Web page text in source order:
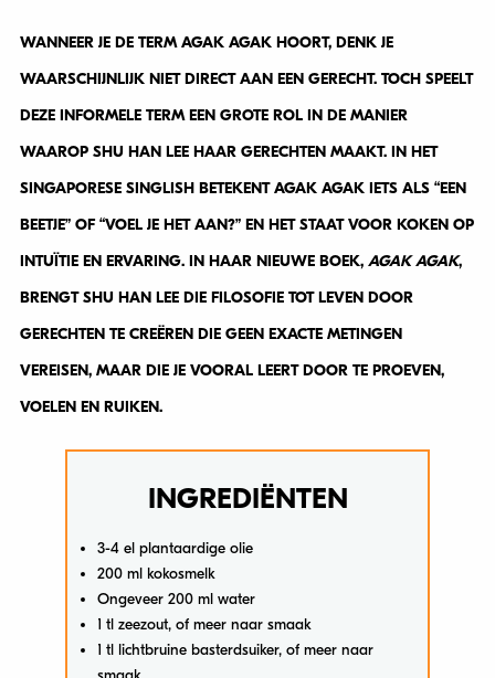
WANNEER JE DE TERM AGAK AGAK HOORT, DENK JE
WAARSCHIJNLIJK NIET DIRECT AAN EEN GERECHT. TOCH SPEELT
DEZE INFORMELE TERM EEN GROTE ROL IN DE MANIER
WAAROP SHU HAN LEE HAAR GERECHTEN MAAKT. IN HET
SINGAPORESE SINGLISH BETEKENT AGAK AGAK IETS ALS “EEN
BEETJE” OF “VOEL JE HET AAN?” EN HET STAAT VOOR KOKEN OP
INTUÏTIE EN ERVARING. IN HAAR NIEUWE BOEK, AGAK AGAK,
BRENGT SHU HAN LEE DIE FILOSOFIE TOT LEVEN DOOR
GERECHTEN TE CREËREN DIE GEEN EXACTE METINGEN
VEREISEN, MAAR DIE JE VOORAL LEERT DOOR TE PROEVEN,
VOELEN EN RUIKEN.
INGREDIËNTEN
3-4 el plantaardige olie
200 ml kokosmelk
Ongeveer 200 ml water
1 tl zeezout, of meer naar smaak
1 tl lichtbruine basterdsuiker, of meer naar